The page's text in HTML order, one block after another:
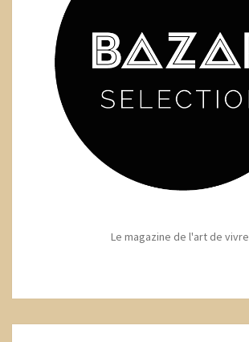
Le magazine de l'art de vivre